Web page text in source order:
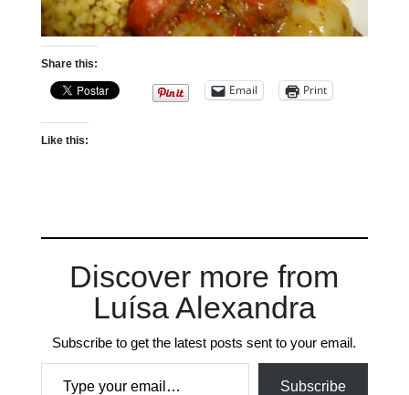
Share this:
Email Print
Like this:
Discover more from
Luísa Alexandra
Subscribe to get the latest posts sent to your email.
Type your email…
Subscribe